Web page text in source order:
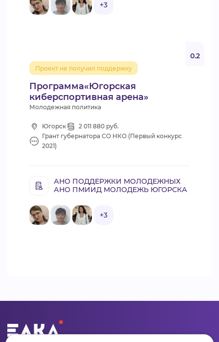
+3
Программа«Югорская
киберспортивная арена»
Проект не получил поддержку
0.2
Молодежная политика
Югорск
2 011 880 руб.
Грант губернатора СО НКО (Первый конкурс
2021)
АНО ПОДДЕРЖКИ МОЛОДЕЖНЫХ
АНО ПМИИД МОЛОДЕЖЬ ЮГОРСКА
+3